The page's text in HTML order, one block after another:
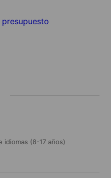
idiomas (8-17 años)